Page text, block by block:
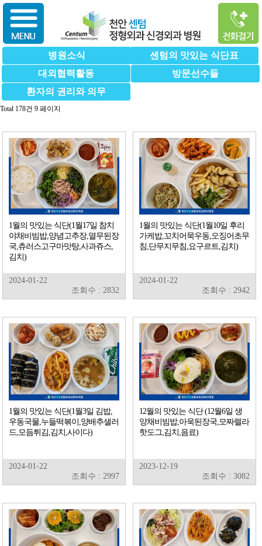
병원소식
센텀의 맛있는 식단표
대외협력활동
방문선수들
환자의 권리와 의무
Total 178건 9 페이지
1월의 맛있는 식단(1월17일 참치
야채비빔밥,양념고추장,열무된장
국,츄러스고구마맛탕,사과쥬스,
김치)
2024-01-22
조회수 : 2832
1월의 맛있는 식단(1월10일 후리
가케밥,꼬치어묵우동,오징어초무
침,단무지무침,요구르트,김치)
2024-01-22
조회수 : 2942
1월의 맛있는 식단(1월3일 김밥,
우동국물,누들떡볶이,양배추샐러
드,모듬튀김,김치,사이다)
2024-01-22
조회수 : 2997
12월의 맛있는 식단 (12월6일 생
양채비빔밥,아욱된장국,모짜렐라
핫도그,김치,음료)
2023-12-19
조회수 : 3082